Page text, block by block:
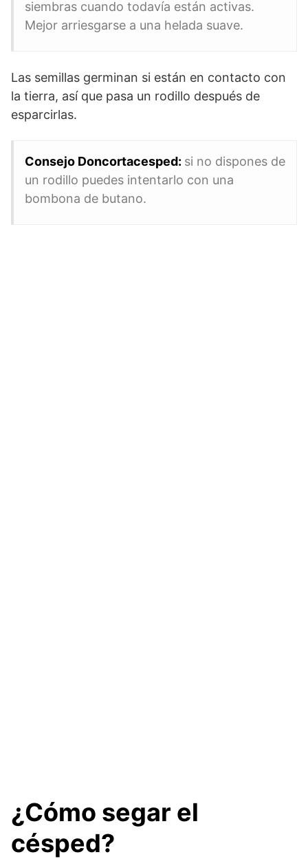
siembras cuando todavía están activas.
Mejor arriesgarse a una helada suave.
Las semillas germinan si están en contacto con
la tierra, así que pasa un rodillo después de
esparcirlas.
Consejo Doncortacesped: si no dispones de
un rodillo puedes intentarlo con una
bombona de butano.
¿Cómo segar el
césped?